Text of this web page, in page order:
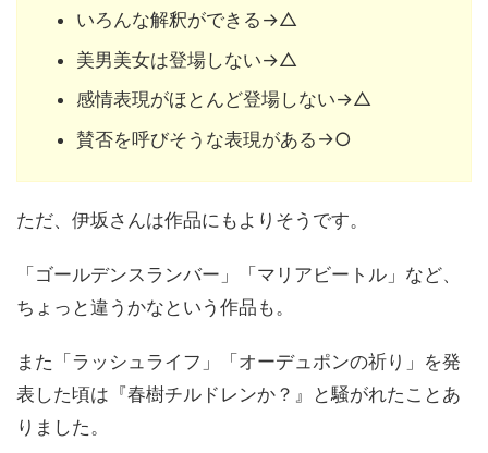
いろんな解釈ができる→△
美男美女は登場しない→△
感情表現がほとんど登場しない→△
賛否を呼びそうな表現がある→○
ただ、伊坂さんは作品にもよりそうです。
「ゴールデンスランバー」「マリアビートル」など、
ちょっと違うかなという作品も。
また「ラッシュライフ」「オーデュポンの祈り」を発
表した頃は『春樹チルドレンか？』と騒がれたことあ
りました。